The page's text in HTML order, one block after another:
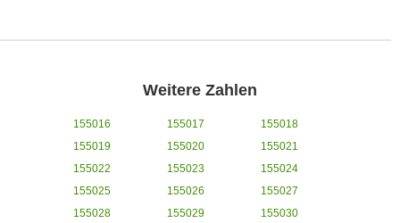
Weitere Zahlen
155016 155017
155018
155019
155020
155021
155022
155023
155024
155025
155026
155027
155028
155029
155030